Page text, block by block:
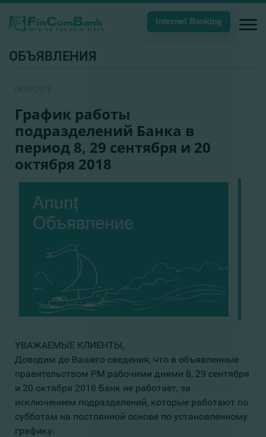
Internet Banking
ОБЪЯВЛЕНИЯ
06.09.2018
График работы
подразделений Банка в
период 8, 29 сентября и 20
октября 2018
УВАЖАЕМЫЕ КЛИЕНТЫ,
Доводим до Вашего сведения, что в объявленные
правительством РМ рабочими днями 8, 29 сентября
и 20 октября 2018 Банк не работает, за
исключением подразделений, которые работают по
субботам на постоянной основе по установленному
графику.